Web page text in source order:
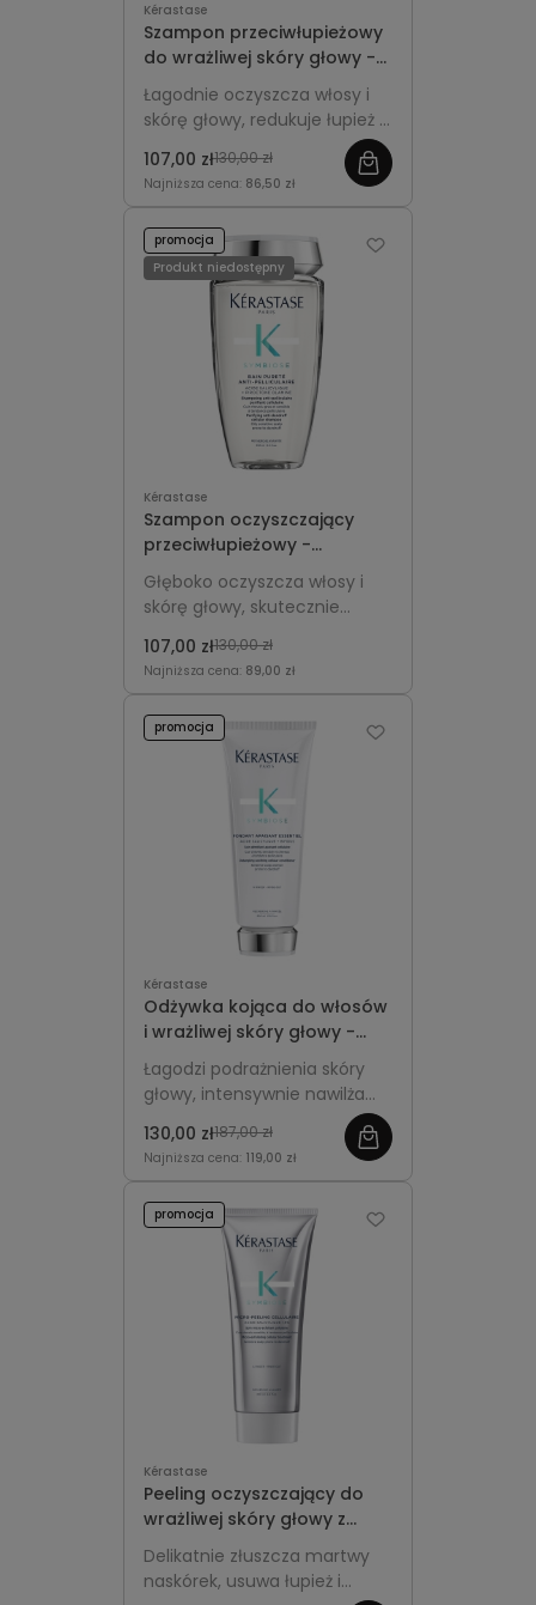
Kérastase
Szampon przeciwłupieżowy
do wrażliwej skóry głowy -
Kérastase Symbiose Bain
Crème Apaisant 250ml
Łagodnie oczyszcza włosy i
skórę głowy, redukuje łupież i
podrażnienia, zapewniając
świeżość, lekkość i komfort.
107,00 zł130,00 zł
Najniższa cena: 86,50 zł
Kérastase
Szampon oczyszczający
przeciwłupieżowy -
Kérastase Symbiose Bain
Pureté Anti-Pelliculaire
250ml
Głęboko oczyszcza włosy i
skórę głowy, skutecznie
wydzielanie sebum,
zapewniając świeżość i
107,00 zł130,00 zł
Najniższa cena: 89,00 zł
promocja
Produkt niedostępny
Kérastase
Odżywka kojąca do włosów
i wrażliwej skóry głowy -
Kérastase Symbiose 200ml
Łagodzi podrażnienia skóry
głowy, intensywnie nawilża
miękkość, lekkość oraz
zdrowy wygląd.
130,00 zł187,00 zł
Najniższa cena: 119,00 zł
promocja
Kérastase
Peeling oczyszczający do
wrażliwej skóry głowy z
łupieżem - Kérastase
Symbiose 200ml
Delikatnie złuszcza martwy
naskórek, usuwa łupież i
promocja